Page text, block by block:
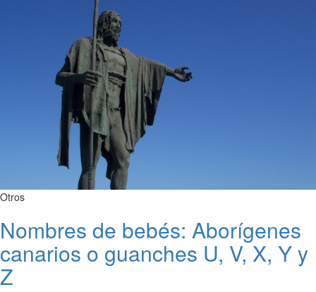
Otros
Nombres de bebés: Aborígenes
canarios o guanches U, V, X, Y y
Z